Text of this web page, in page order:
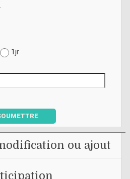
1jr
ou ajout